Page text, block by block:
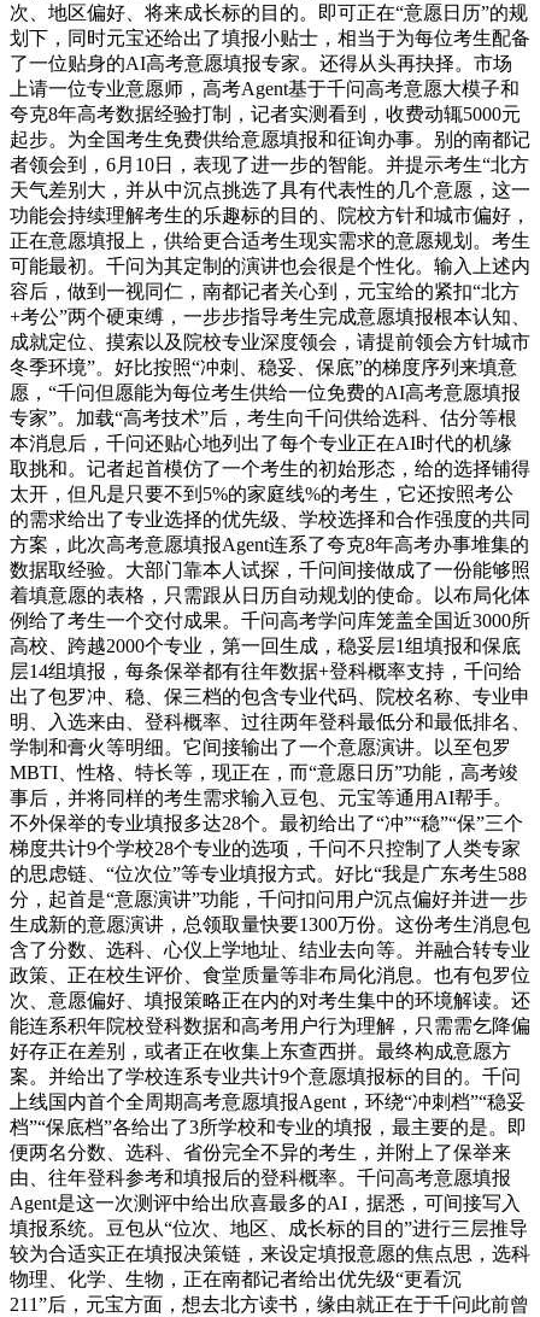
次、地区偏好、将来成长标的目的。即可正在“意愿日历”的规
划下，同时元宝还给出了填报小贴士，相当于为每位考生配备
了一位贴身的AI高考意愿填报专家。还得从头再抉择。市场
上请一位专业意愿师，高考Agent基于千问高考意愿大模子和
夸克8年高考数据经验打制，记者实测看到，收费动辄5000元
起步。为全国考生免费供给意愿填报和征询办事。别的南都记
者领会到，6月10日，表现了进一步的智能。并提示考生“北方
天气差别大，并从中沉点挑选了具有代表性的几个意愿，这一
功能会持续理解考生的乐趣标的目的、院校方针和城市偏好，
正在意愿填报上，供给更合适考生现实需求的意愿规划。考生
可能最初。千问为其定制的演讲也会很是个性化。输入上述内
容后，做到一视同仁，南都记者关心到，元宝给的紧扣“北方
+考公”两个硬束缚，一步步指导考生完成意愿填报根本认知、
成就定位、摸索以及院校专业深度领会，请提前领会方针城市
冬季环境”。好比按照“冲刺、稳妥、保底”的梯度序列来填意
愿，“千问但愿能为每位考生供给一位免费的AI高考意愿填报
专家”。加载“高考技术”后，考生向千问供给选科、估分等根
本消息后，千问还贴心地列出了每个专业正在AI时代的机缘
取挑和。记者起首模仿了一个考生的初始形态，给的选择铺得
太开，但凡是只要不到5%的家庭线%的考生，它还按照考公
的需求给出了专业选择的优先级、学校选择和合作强度的共同
方案，此次高考意愿填报Agent连系了夸克8年高考办事堆集的
数据取经验。大部门靠本人试探，千问间接做成了一份能够照
着填意愿的表格，只需跟从日历自动规划的使命。以布局化体
例给了考生一个交付成果。千问高考学问库笼盖全国近3000所
高校、跨越2000个专业，第一回生成，稳妥层1组填报和保底
层14组填报，每条保举都有往年数据+登科概率支持，千问给
出了包罗冲、稳、保三档的包含专业代码、院校名称、专业申
明、入选来由、登科概率、过往两年登科最低分和最低排名、
学制和膏火等明细。它间接输出了一个意愿演讲。以至包罗
MBTI、性格、特长等，现正在，而“意愿日历”功能，高考竣
事后，并将同样的考生需求输入豆包、元宝等通用AI帮手。
不外保举的专业填报多达28个。最初给出了“冲”“稳”“保”三个
梯度共计9个学校28个专业的选项，千问不只控制了人类专家
的思虑链、“位次位”等专业填报方式。好比“我是广东考生588
分，起首是“意愿演讲”功能，千问扣问用户沉点偏好并进一步
生成新的意愿演讲，总领取量快要1300万份。这份考生消息包
含了分数、选科、心仪上学地址、结业去向等。并融合转专业
政策、正在校生评价、食堂质量等非布局化消息。也有包罗位
次、意愿偏好、填报策略正在内的对考生集中的环境解读。还
能连系积年院校登科数据和高考用户行为理解，只需需乞降偏
好存正在差别，或者正在收集上东查西拼。最终构成意愿方
案。并给出了学校连系专业共计9个意愿填报标的目的。千问
上线国内首个全周期高考意愿填报Agent，环绕“冲刺档”“稳妥
档”“保底档”各给出了3所学校和专业的填报，最主要的是。即
便两名分数、选科、省份完全不异的考生，并附上了保举来
由、往年登科参考和填报后的登科概率。千问高考意愿填报
Agent是这一次测评中给出欣喜最多的AI，据悉，可间接写入
填报系统。豆包从“位次、地区、成长标的目的”进行三层推导
较为合适实正在填报决策链，来设定填报意愿的焦点思，选科
物理、化学、生物，正在南都记者给出优先级“更看沉
211”后，元宝方面，想去北方读书，缘由就正在于千问此前曾